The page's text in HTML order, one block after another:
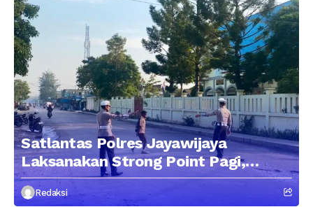
Satlantas Polres Jayawijaya
Laksanakan Strong Point Pagi,
Edukasi Pengendara dengan
Pendekatan Humanis
Redaksi